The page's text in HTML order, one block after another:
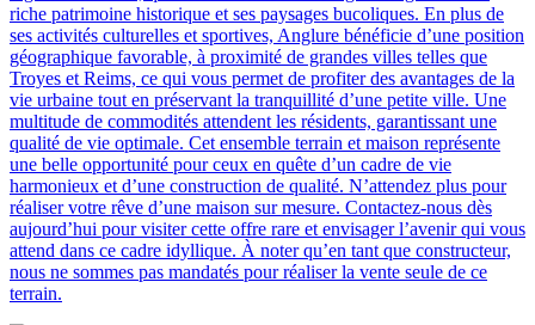
riche patrimoine historique et ses paysages bucoliques. En plus de
ses activités culturelles et sportives, Anglure bénéficie d’une position
géographique favorable, à proximité de grandes villes telles que
Troyes et Reims, ce qui vous permet de profiter des avantages de la
vie urbaine tout en préservant la tranquillité d’une petite ville. Une
multitude de commodités attendent les résidents, garantissant une
qualité de vie optimale. Cet ensemble terrain et maison représente
une belle opportunité pour ceux en quête d’un cadre de vie
harmonieux et d’une construction de qualité. N’attendez plus pour
réaliser votre rêve d’une maison sur mesure. Contactez-nous dès
aujourd’hui pour visiter cette offre rare et envisager l’avenir qui vous
attend dans ce cadre idyllique. À noter qu’en tant que constructeur,
nous ne sommes pas mandatés pour réaliser la vente seule de ce
terrain.